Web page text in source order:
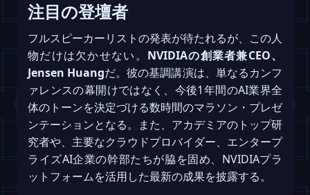
注目の登壇者
フルスピーカーリストの発表が待たれるが、この人
物だけは欠かせない。 NVIDIAの創業者兼CEO、
Jensen Huangだ。彼の基調講演は、単なるカンフ
ァレンスの幕開けではなく、今後1年間のAI業界全
体のトーンを決定づける数時間のマラソン・プレゼ
ンテーションとなる。また、アカデミアのトップ研
究者や、主要なクラウドプロバイダー、エンタープ
ライズAI企業の幹部たちが脇を固め、NVIDIAプラ
ットフォームを活用した最新の成果を披露する。